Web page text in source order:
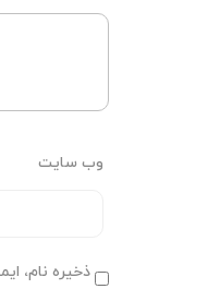
وب‌ سایت
ذخیره نام،